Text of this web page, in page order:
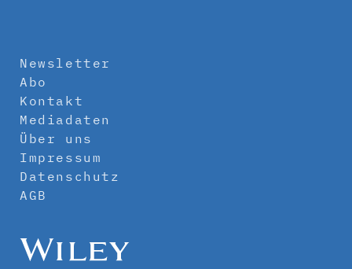
Newsletter
Abo
Kontakt
Mediadaten
Über uns
Impressum
Datenschutz
AGB